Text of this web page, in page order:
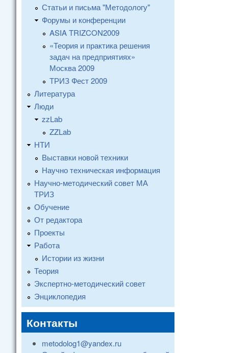
Статьи и письма "Методологу"
Форумы и конференции
ASIA TRIZCON2009
«Теория и практика решения
задач на предприятиях»
Москва 2009
ТРИЗ Фест 2009
Литература
Люди
zzLab
ZZLab
НТИ
Выставки новой техники
Научно техническая информация
Научно-методический совет МА
ТРИЗ
Обучение
От редактора
Проекты
Работа
Истории из жизни
Теория
Экспертно-методический совет
Энциклопедия
Контакты
metodolog1@yandex.ru